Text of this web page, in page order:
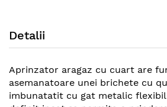
Detalii
Aprinzator aragaz cu cuart are
asemanatoare unei brichete cu
imbunatatit cu gat metalic